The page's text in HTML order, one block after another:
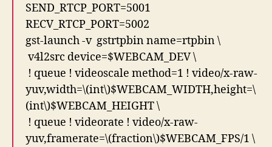
SEND_RTCP_PORT=5001
RECV_RTCP_PORT=5002
gst-launch -v gstrtpbin name=rtpbin \
v4l2src device=$WEBCAM_DEV \
! queue ! videoscale method=1 ! video/x-raw-
yuv,width=\(int\)$WEBCAM_WIDTH,height=\
(int\)$WEBCAM_HEIGHT \
! queue ! videorate ! video/x-raw-
yuv,framerate=\(fraction\)$WEBCAM_FPS/1 \